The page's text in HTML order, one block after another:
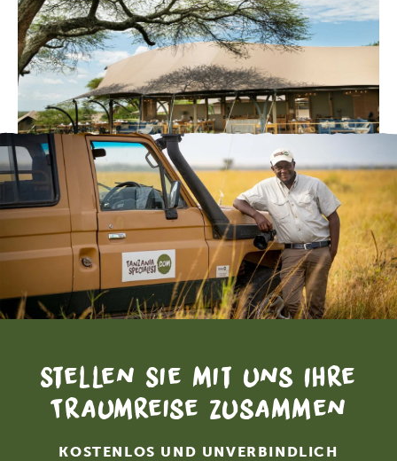
Stellen Sie mit uns Ihre
Traumreise zusammen
KOSTENLOS UND UNVERBINDLICH